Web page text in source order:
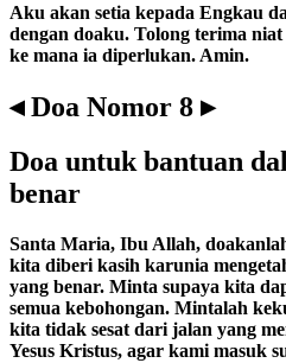
Aku akan setia kepada Engkau
dengan doaku. Tolong terima
ke mana ia diperlukan. Amin.
◂ Doa Nomor 8 ▸
Doa untuk bantuan
benar
Santa Maria, Ibu Allah,
kita diberi kasih karunia
yang benar. Minta supaya kita
semua kebohongan. Mintalah
kita tidak sesat dari jalan yang
Yesus Kristus, agar kami masuk